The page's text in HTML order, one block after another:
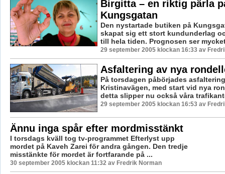
Birgitta – en riktig pärla
Kungsgatan
Den nystartade butiken på
skapat sig ett stort kundunderlag
till hela tiden. Prognosen ser
29 september 2005 klockan 16:33 av
Asfaltering av nya
På torsdagen påbörjades
Kristinavägen, med start vid nya
detta slipper nu också våra
29 september 2005 klockan 16:53 av
Ännu inga spår efter mordmisstänkt
I torsdags kväll tog tv-programmet Efterlyst upp
mordet på Kaveh Zarei för andra gången. Den tredje
misstänkte för mordet är fortfarande på ...
30 september 2005 klockan 11:32 av Fredrik Norman